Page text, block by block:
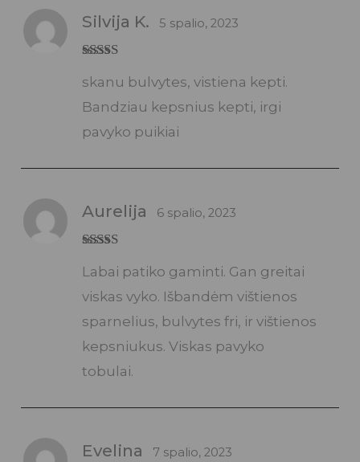
5iš 5
Silvija K. 5 spalio, 2023
skanu bulvytes, vistiena kepti.
Bandziau kepsnius kepti, irgi
pavyko puikiai
5iš 5
Aurelija 6 spalio, 2023
Labai patiko gaminti. Gan greitai
viskas vyko. Išbandėm vištienos
sparnelius, bulvytes fri, ir vištienos
kepsniukus. Viskas pavyko
tobulai.
Evelina 7 spalio, 2023